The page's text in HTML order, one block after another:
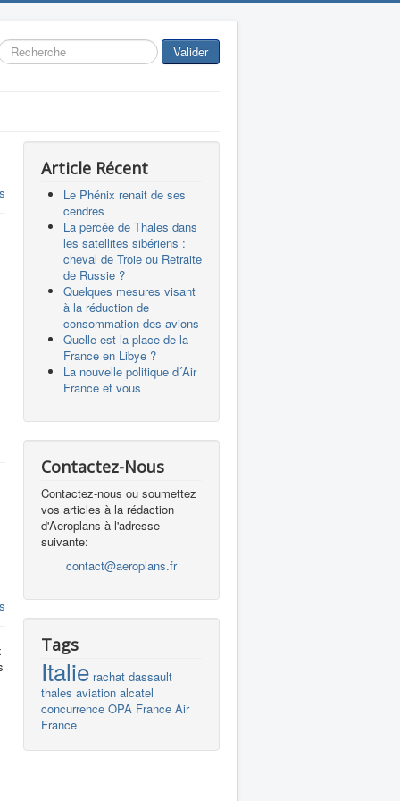
Valider
Article Récent
Le Phénix renait de ses
cendres
La percée de Thales dans
les satellites sibériens :
cheval de Troie ou Retraite
de Russie ?
Quelques mesures visant
à la réduction de
consommation des avions
Quelle-est la place de la
France en Libye ?
La nouvelle politique d´Air
France et vous
Contactez-Nous
Contactez-nous ou soumettez
vos articles à la rédaction
d'Aeroplans à l'adresse
suivante:
contact@aeroplans.fr
Tags
Italie rachat dassault
thales aviation alcatel
concurrence OPA France Air
France